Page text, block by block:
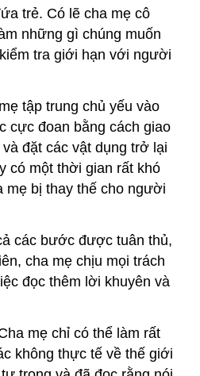
trẻ. Có lẽ cha mẹ cô
những gì chúng muốn
tra giới hạn với người
tập trung chủ yếu vào
cực đoan bằng cách giao
đặt các vật dụng trở lại
có một thời gian rất khó
mẹ bị thay thế cho người
các bước được tuân thủ,
cha mẹ chịu mọi trách
đọc thêm lời khuyên và
mẹ chỉ có thể làm rất
không thực tế về thế giới